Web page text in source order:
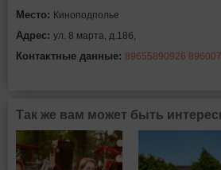
Место: Киноподполье
Адрес: ул. 8 марта, д.18б,
Контактные данные: 89655890926
Так же вам может быть